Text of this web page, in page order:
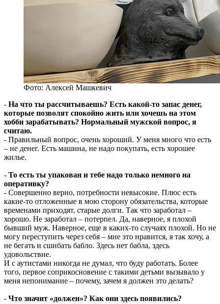
Фото: Алексей Машкевич
- На что ты рассчитываешь? Есть какой-то запас денег,
которые позволят спокойно жить или хочешь на этом
хобби зарабатывать? Нормальный мужской вопрос, я
считаю.
- Правильный вопрос, очень хороший. У меня много что есть
– не денег. Есть машина, не надо покупать, есть хорошее
жилье.
- То есть ты упакован и тебе надо только немного на
оперативку?
- Совершенно верно, потребности невысокие. Плюс есть
какие-то отложенные в мою сторону обязательства, которые
временами приходят, старые долги. Так что заработал –
хорошо. Не заработал – потерпел. Да, наверное, я плохой
бывший муж. Наверное, еще в каких-то случаях плохой. Но не
могу переступить через себя – мне это нравится, я так хочу, а
не бегать и сшибать бабло. Здесь нет бабла, здесь
удовольствие.
И с аутистами никогда не думал, что буду работать. Более
того, первое соприкосновение с такими детьми вызывало у
меня непонимание – почему, зачем я должен это делать?
- Что значит «должен»? Как они здесь появились?